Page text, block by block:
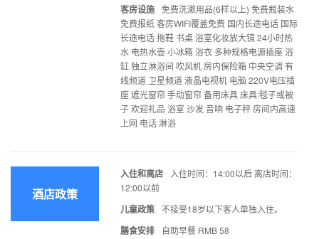
客房设施 免费洗漱用品(6样以上) 免费瓶装水
免费报纸 客房WIFI覆盖免费 国内长途电话 国际
长途电话 拖鞋 书桌 浴室化妆放大镜 24小时热
水 电热水壶 小冰箱 浴衣 多种规格电源插座 浴
缸 独立淋浴间 吹风机 房内保险箱 中央空调 有
线频道 卫星频道 液晶电视机 电脑 220V电压插
座 遮光窗帘 手动窗帘 备用床具 床具:毯子或被
子 欢迎礼品 浴室 沙发 音响 电子秤 房间内高速
上网 电话 淋浴
酒店政策
入住和离店
入住时间：14:00以后 离店时间：
12:00以前
儿童政策 不接受18岁以下客人单独入住。
膳食安排 自助早餐 RMB 58